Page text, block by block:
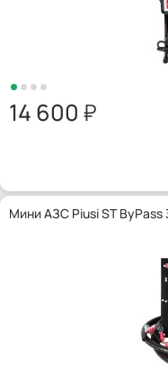
14 600
Мини АЗС Piusi ST ByPass